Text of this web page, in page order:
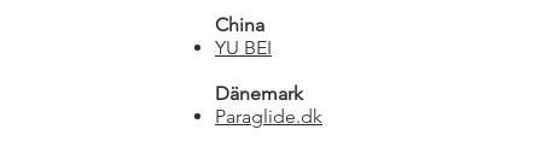
China
YU BEI
Dänemark
Paraglide.dk